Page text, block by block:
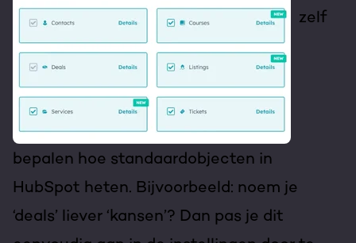
zelf
bepalen hoe standaardobjecten in
HubSpot heten. Bijvoorbeeld: noem je
‘deals’ liever ‘kansen’? Dan pas je dit